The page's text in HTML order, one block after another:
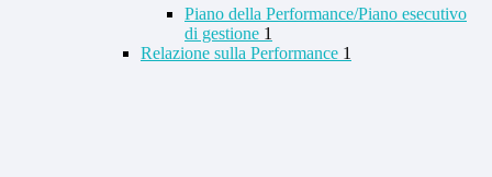
Piano della Performance/Piano esecutivo
di gestione 1
Relazione sulla Performance 1